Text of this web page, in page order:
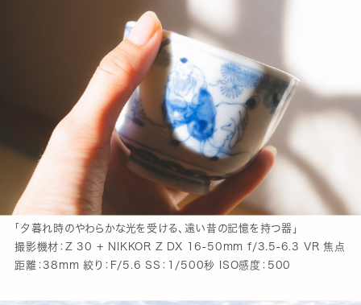
「夕暮れ時のやわらかな光を受ける、遠い昔の記憶を持つ器」
撮影機材：Z 30 + NIKKOR Z DX 16-50mm f/3.5-6.3 VR 焦点
距離：38mm 絞り：F/5.6 SS：1/500秒 ISO感度：500